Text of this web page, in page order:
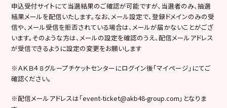
申込受付サイトにて当選結果のご確認が可能ですが、当選者のみ、抽選
結果メールを配信いたします。なお、メール設定で、登録ドメインのみの受
信や、メール受信を拒否されている場合は、メールが届かないことがござ
います。そのような方は、メールの設定を確認のうえ、配信メールアドレス
が受信できるように設定の変更をお願いします
※ＡＫＢ４８グループチケットセンターにログイン後「マイページ」にてご
確認ください。
※配信メールアドレスは「event-ticket@akb48-group.com」となりま